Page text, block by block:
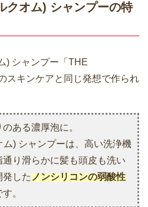
クオム) シャンプーの特
) シャンプー「THE
スキンケアと同じ発想で作られ
ある濃厚泡に。
) シャンプーは、高い洗浄機
り滑らかに髪も頭皮も洗い
発したノンシリコンの弱酸性
す。